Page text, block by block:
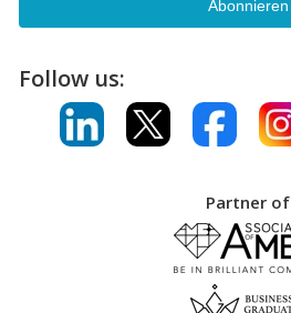
Follow us:
Partner of